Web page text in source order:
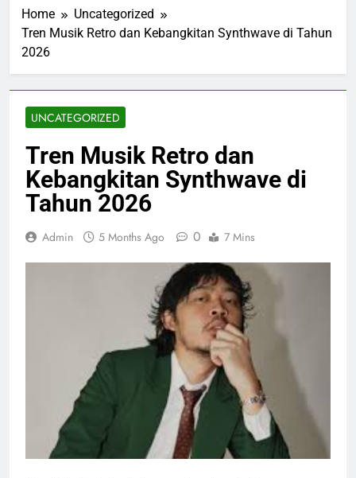
Home
Uncategorized
Tren Musik Retro dan Kebangkitan Synthwave di Tahun
2026
UNCATEGORIZED
Tren Musik Retro dan
Kebangkitan Synthwave di
Tahun 2026
Admin 5 Months Ago 0 7 Mins